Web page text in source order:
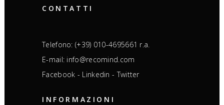
CONTATTI
Telefono: (+39) 010-4695661 r.a.
E-mail: info@recomind.com
Facebook - Linkedin - Twitter
INFORMAZIONI